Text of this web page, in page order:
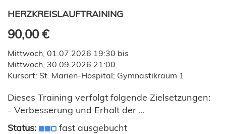
HERZKREISLAUFTRAINING
90,00 €
Mittwoch, 01.07.2026 19:30 bis
Mittwoch, 30.09.2026 21:00
Kursort: St. Marien-Hospital; Gymnastikraum 1
Dieses Training verfolgt folgende Zielsetzungen:
- Verbesserung und Erhalt der ...
Status:
fast ausgebucht